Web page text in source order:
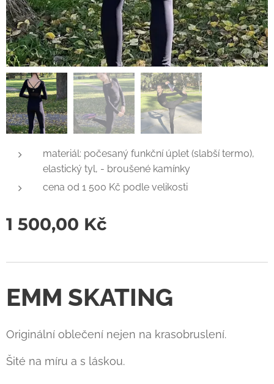
materiál: počesaný funkční úplet (slabší termo),
elastický tyl, - broušené kamínky
cena od 1 500 Kč podle velikosti
1 500,00 Kč
EMM SKATING
Originální oblečení nejen na krasobruslení.
Šité na míru a s láskou.